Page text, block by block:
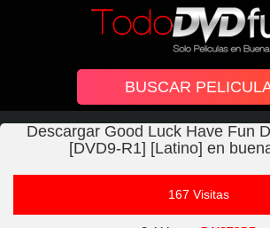
Descargar Good Luck Have Fun
[DVD9-R1] [Latino] en
167 Visitas